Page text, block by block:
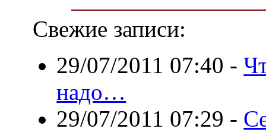
Свежие записи:
29/07/2011 07:40 -
надо…
29/07/2011 07:29 -